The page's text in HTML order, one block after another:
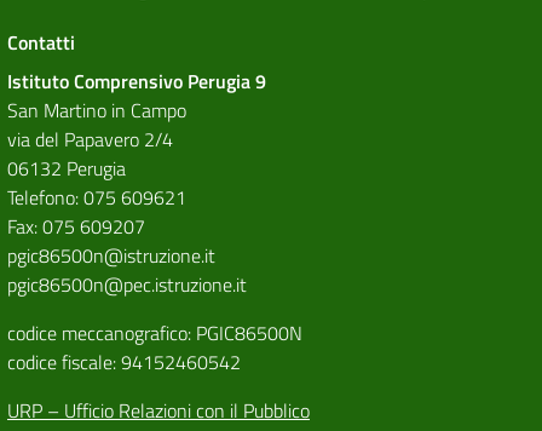
Contatti
Istituto Comprensivo Perugia 9
San Martino in Campo
via del Papavero 2/4
06132 Perugia
Telefono: 075 609621
Fax: 075 609207
pgic86500n@istruzione.it
pgic86500n@pec.istruzione.it
codice meccanografico: PGIC86500N
codice fiscale: 94152460542
URP – Ufficio Relazioni con il Pubblico